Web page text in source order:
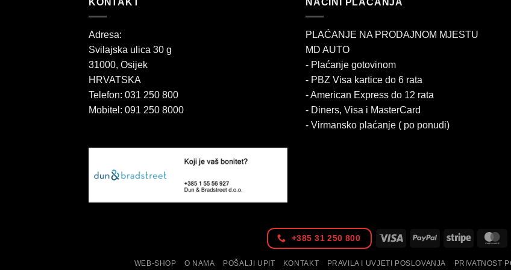
Adresa:
Svilajska ulica 30 g
31000, Osijek
HRVATSKA
Telefon: 031 250 800
Mobitel: 091 250 8000
PLAĆANJE NA PRODAJNOM MJESTU
MD AUTO
- Plaćanje gotovinom
- PBZ Visa kartice do 6 rata
- American Express do 12 rata
- Diners, Visa i MasterCard
- Virmansko plaćanje ( po ponudi)
+385 31 250 800 Visa PayPal Stripe
WEB-SHOP O NAMA POŠALJI UPIT KONTAKT PRAVILA I UVJETI POSLOVANJA PRIVATNOST